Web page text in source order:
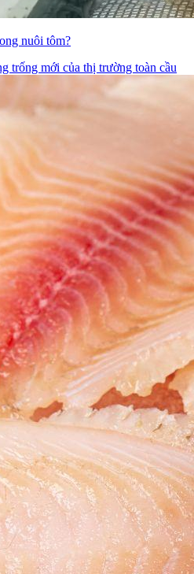
nuôi tôm?
trống mới của thị trường toàn cầu